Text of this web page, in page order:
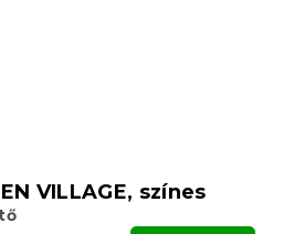
VILLAGE, színes